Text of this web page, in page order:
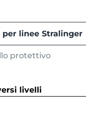
linee Stralinger
protettivo
livelli